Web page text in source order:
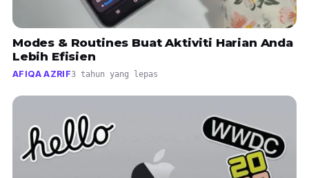
Modes & Routines Buat Aktiviti Harian Anda
Lebih Efisien
AFIQA AZRIF3 tahun yang lepas